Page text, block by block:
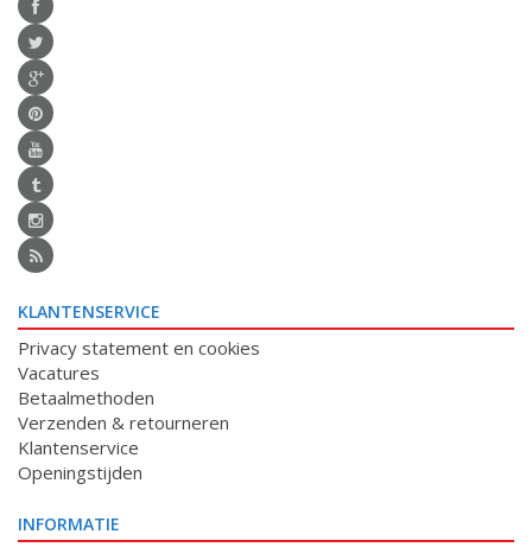
KLANTENSERVICE
Privacy statement en cookies
Vacatures
Betaalmethoden
Verzenden & retourneren
Klantenservice
Openingstijden
INFORMATIE